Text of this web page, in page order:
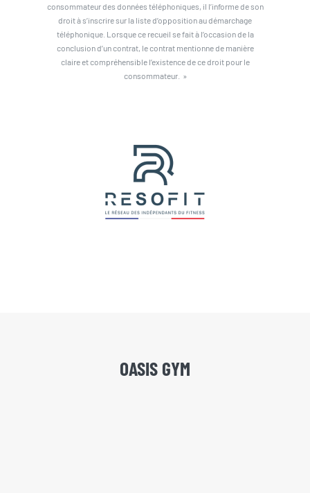
consommateur des données téléphoniques, il l’informe de son
droit à s’inscrire sur la liste d’opposition au démarchage
téléphonique. Lorsque ce recueil se fait à l’occasion de la
conclusion d’un contrat, le contrat mentionne de manière
claire et compréhensible l’existence de ce droit pour le
consommateur. »
OASIS GYM